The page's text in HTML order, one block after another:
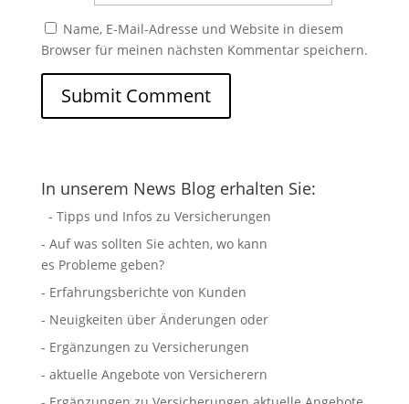
Name, E-Mail-Adresse und Website in diesem
Browser für meinen nächsten Kommentar speichern.
In unserem News Blog erhalten Sie:
- Tipps und Infos zu Versicherungen
- Auf was sollten Sie achten, wo kann
es Probleme geben?
- Erfahrungsberichte von Kunden
- Neuigkeiten über Änderungen oder
- Ergänzungen zu Versicherungen
- aktuelle Angebote von Versicherern